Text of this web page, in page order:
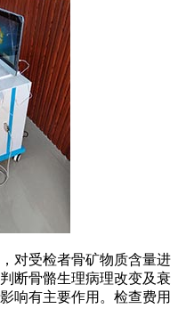
对受检者骨矿物质含量进
断骨骼生理病理改变及衰
响有主要作用。检查费用